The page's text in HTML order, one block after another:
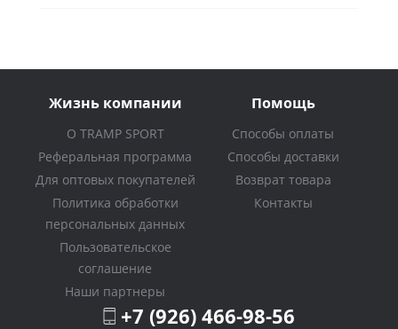
Жизнь компании
О TRAMP SPORT
Реферальная программа
Для оптовых покупателей
Политика обработки
персональных данных
Пользовательское
соглашение
Наши партнеры
Помощь
Способы оплаты
Способы доставки
Возврат товара
Контакты
+7 (926) 466-98-56